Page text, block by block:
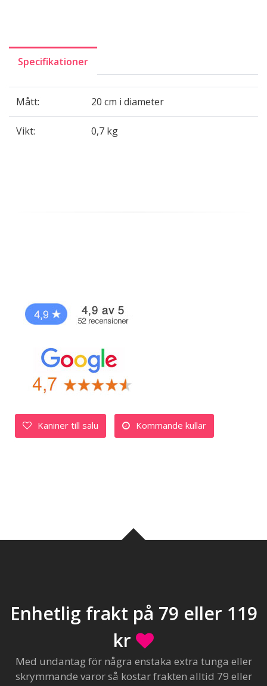
Specifikationer
Mått: 20 cm i diameter
Vikt: 0,7 kg
Kaniner till salu Kommande kullar
Enhetlig frakt på 79 eller 119
kr
Med undantag för några enstaka extra tunga eller
skrymmande varor så kostar frakten alltid 79 eller